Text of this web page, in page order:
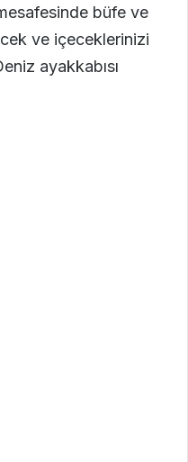
büfe ve
ve içeceklerinizi
ayakkabısı